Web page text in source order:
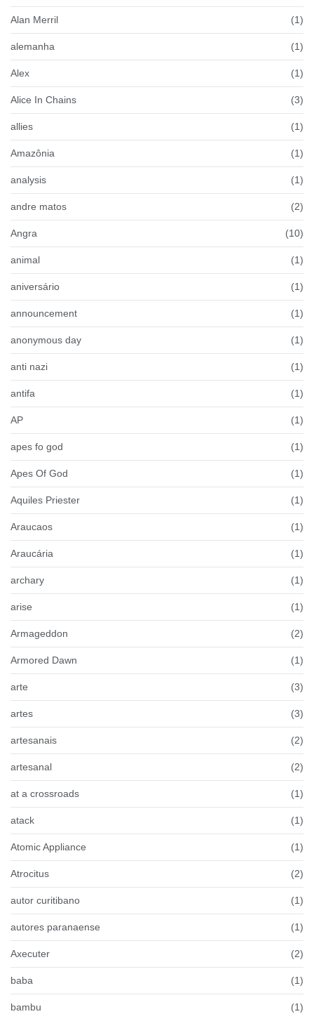
Alan Merril (1)
alemanha (1)
Alex (1)
Alice In Chains (3)
allies (1)
Amazônia (1)
analysis (1)
andre matos (2)
Angra (10)
animal (1)
aniversário (1)
announcement (1)
anonymous day (1)
anti nazi (1)
antifa (1)
AP (1)
apes fo god (1)
Apes Of God (1)
Aquiles Priester (1)
Araucaos (1)
Araucária (1)
archary (1)
arise (1)
Armageddon (2)
Armored Dawn (1)
arte (3)
artes (3)
artesanais (2)
artesanal (2)
at a crossroads (1)
atack (1)
Atomic Appliance (1)
Atrocitus (2)
autor curitibano (1)
autores paranaense (1)
Axecuter (2)
baba (1)
bambu (1)